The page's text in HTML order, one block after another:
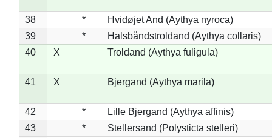
38 *
Hvidøjet And (Aythya nyroca)
39
*
Halsbåndstroldand (Aythya collaris)
40
X Troldand (Aythya fuligula)
41 X Bjergand (Aythya marila)
42 *
Lille Bjergand (Aythya affinis)
43
*
Stellersand (Polysticta stelleri)